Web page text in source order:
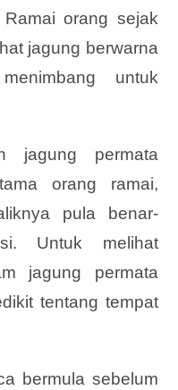
orang sejak
jagung berwarna
untuk
jagung permata
orang ramai,
pula benar-
Untuk melihat
jagung permata
tentang tempat
bermula sebelum